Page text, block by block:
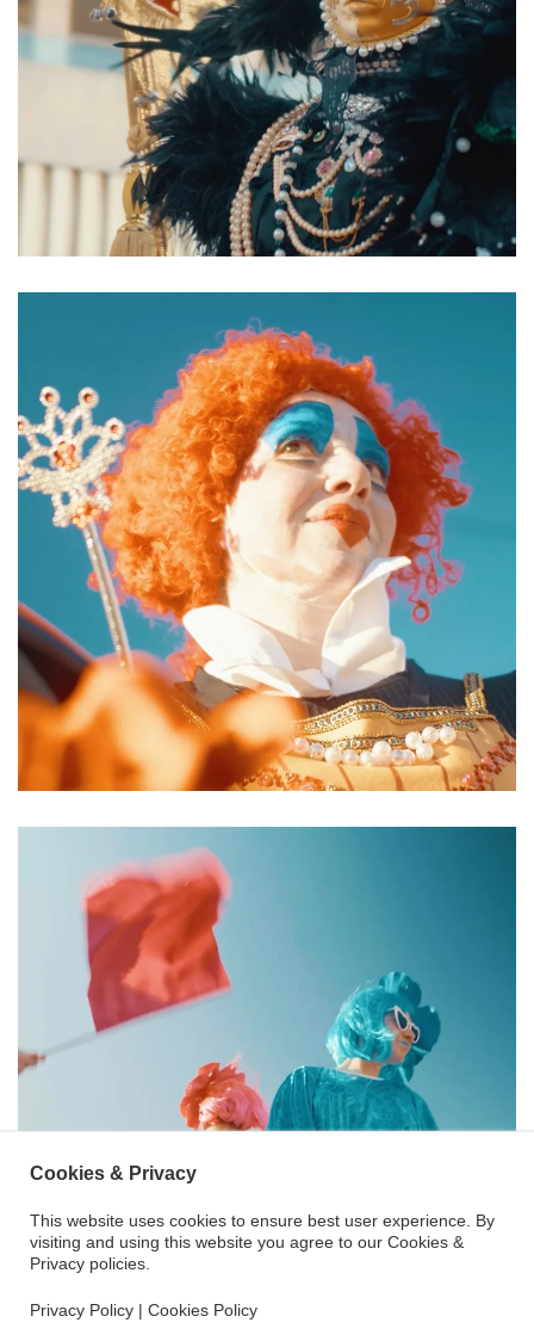
Cookies & Privacy
This website uses cookies to ensure best user experience. By
visiting and using this website you agree to our Cookies &
Privacy policies.
Privacy Policy | Cookies Policy